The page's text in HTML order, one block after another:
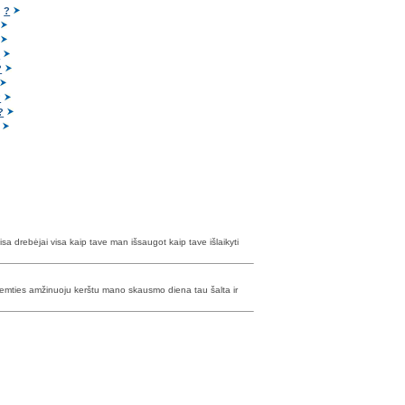
?
drebėjai visa kaip tave man išsaugot kaip tave išlaikyti
amžinuoju kerštu mano skausmo diena tau šalta ir